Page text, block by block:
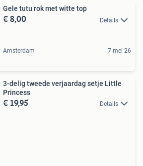
Gele tutu rok met witte top
€ 8,00 Details
Amsterdam 7 mei 26
3-delig tweede verjaardag setje Little
Princess
€ 19,95 Details